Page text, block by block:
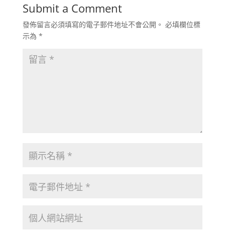
Submit a Comment
發佈留言必須填寫的電子郵件地址不會公開。 必填欄位標
示為 *